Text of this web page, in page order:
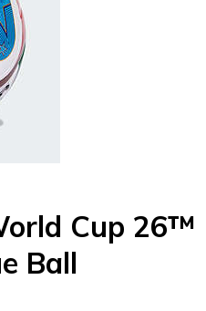
Cup 26™
Ball